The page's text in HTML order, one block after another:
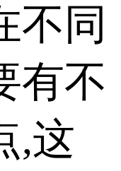
不同
有不
,这